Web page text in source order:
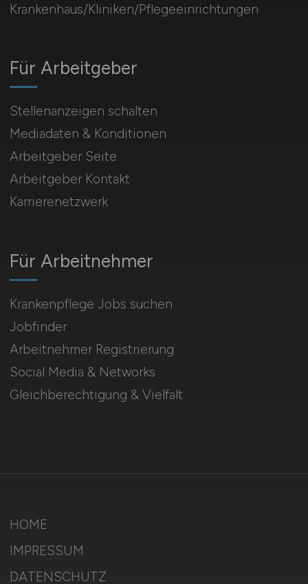
Krankenhaus/Kliniken/Pflegeeinrichtungen
Für Arbeitnehmer
Krankenpflege Jobs suchen
Jobfinder
Arbeitnehmer Registrierung
Social Media & Networks
Gleichberechtigung & Vielfalt
Für Arbeitgeber
Stellenanzeigen schalten
Mediadaten & Konditionen
Arbeitgeber Seite
Arbeitgeber Kontakt
Karrierenetzwerk
HOME
IMPRESSUM
DATENSCHUTZ